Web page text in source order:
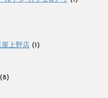
上野店 (1)
(8)